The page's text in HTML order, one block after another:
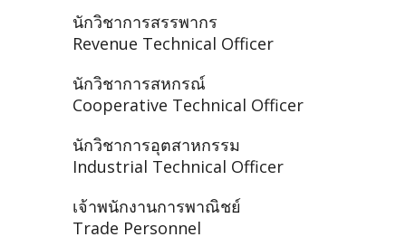
นักวิชาการสรรพากร
Revenue Technical Officer
นักวิชาการสหกรณ์
Cooperative Technical Officer
นักวิชาการอุตสาหกรรม
Industrial Technical Officer
เจ้าพนักงานการพาณิชย์
Trade Personnel